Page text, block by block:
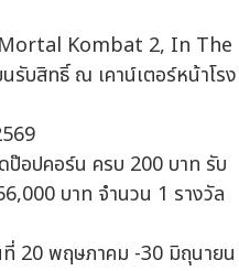
Mortal Kombat 2, In The
บสิทธิ์ ณ เคาน์เตอร์หน้าโรง
ป๊อปคอร์น ครบ 200 บาท รับ
บาท จำนวน 1 รางวัล
20 พฤษภาคม -30 มิถุนายน